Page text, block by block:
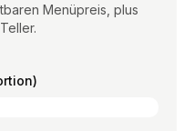
Menüpreis, plus